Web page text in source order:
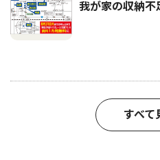
我が家の収納不
すべて